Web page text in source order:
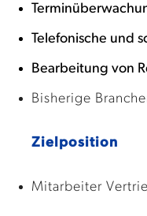
Telefonische und
Bearbeitung von
Bisherige
Zielposition
Mitarbeiter